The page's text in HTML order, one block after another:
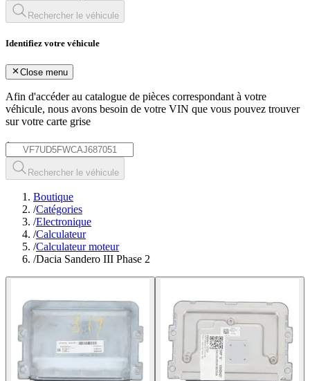
Rechercher le véhicule
Identifiez votre véhicule
Close menu
Afin d'accéder au catalogue de pièces correspondant à votre
véhicule, nous avons besoin de votre VIN que vous pouvez trouver
sur votre carte grise
*
Rechercher le véhicule
Boutique
/Catégories
/Electronique
/Calculateur
/Calculateur moteur
/Dacia Sandero III Phase 2